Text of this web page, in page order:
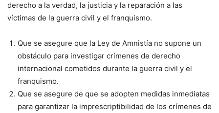
derecho a la verdad, la justicia y la reparación a las
víctimas de la guerra civil y el franquismo.
Que se asegure que la Ley de Amnistía no supone un
obstáculo para investigar crímenes de derecho
internacional cometidos durante la guerra civil y el
franquismo.
Que se asegure de que se adopten medidas inmediatas
para garantizar la imprescriptibilidad de los crímenes de